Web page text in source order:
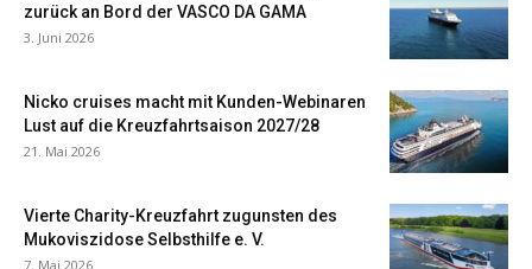
zurück an Bord der VASCO DA GAMA
3. Juni 2026
Nicko cruises macht mit Kunden-Webinaren
Lust auf die Kreuzfahrtsaison 2027/28
21. Mai 2026
Vierte Charity-Kreuzfahrt zugunsten des
Mukoviszidose Selbsthilfe e. V.
7. Mai 2026